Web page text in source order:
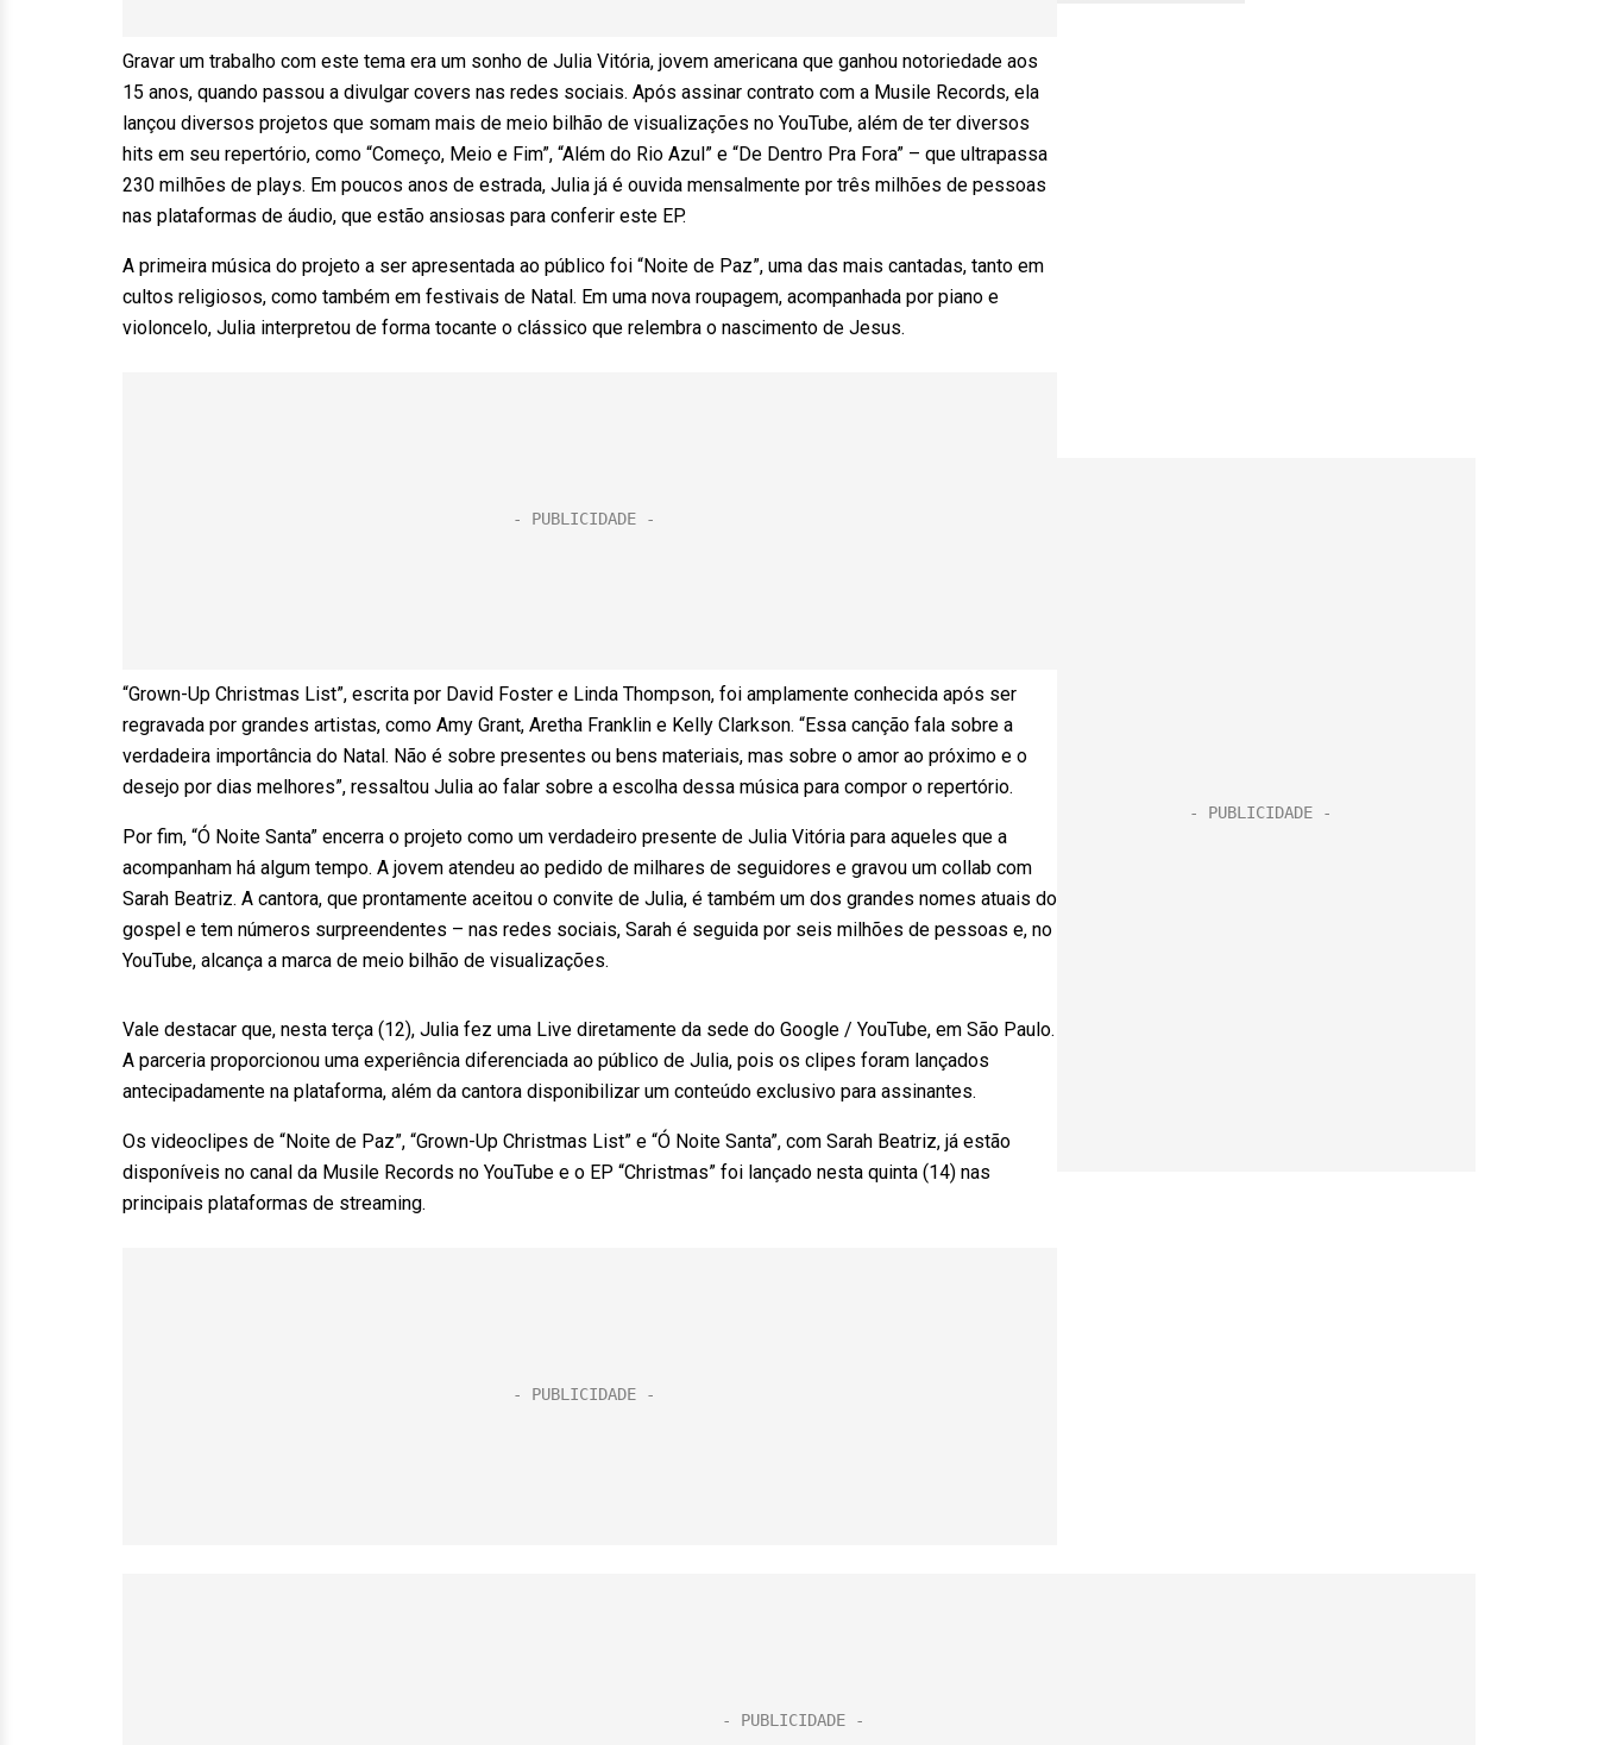
Gravar um trabalho com este tema era um sonho de Julia Vitória, jovem americana que ganhou notoriedade aos
15 anos, quando passou a divulgar covers nas redes sociais. Após assinar contrato com a Musile Records, ela
lançou diversos projetos que somam mais de meio bilhão de visualizações no YouTube, além de ter diversos
hits em seu repertório, como “Começo, Meio e Fim”, “Além do Rio Azul” e “De Dentro Pra Fora” – que ultrapassa
230 milhões de plays. Em poucos anos de estrada, Julia já é ouvida mensalmente por três milhões de pessoas
nas plataformas de áudio, que estão ansiosas para conferir este EP.
A primeira música do projeto a ser apresentada ao público foi “Noite de Paz”, uma das mais cantadas, tanto em
cultos religiosos, como também em festivais de Natal. Em uma nova roupagem, acompanhada por piano e
violoncelo, Julia interpretou de forma tocante o clássico que relembra o nascimento de Jesus.
“Grown-Up Christmas List”, escrita por David Foster e Linda Thompson, foi amplamente conhecida após ser
regravada por grandes artistas, como Amy Grant, Aretha Franklin e Kelly Clarkson. “Essa canção fala sobre a
verdadeira importância do Natal. Não é sobre presentes ou bens materiais, mas sobre o amor ao próximo e o
desejo por dias melhores”, ressaltou Julia ao falar sobre a escolha dessa música para compor o repertório.
Por fim, “Ó Noite Santa” encerra o projeto como um verdadeiro presente de Julia Vitória para aqueles que a
acompanham há algum tempo. A jovem atendeu ao pedido de milhares de seguidores e gravou um collab com
Sarah Beatriz. A cantora, que prontamente aceitou o convite de Julia, é também um dos grandes nomes atuais do
gospel e tem números surpreendentes – nas redes sociais, Sarah é seguida por seis milhões de pessoas e, no
YouTube, alcança a marca de meio bilhão de visualizações.
Vale destacar que, nesta terça (12), Julia fez uma Live diretamente da sede do Google / YouTube, em São Paulo.
A parceria proporcionou uma experiência diferenciada ao público de Julia, pois os clipes foram lançados
antecipadamente na plataforma, além da cantora disponibilizar um conteúdo exclusivo para assinantes.
Os videoclipes de “Noite de Paz”, “Grown-Up Christmas List” e “Ó Noite Santa”, com Sarah Beatriz, já estão
disponíveis no canal da Musile Records no YouTube e o EP “Christmas” foi lançado nesta quinta (14) nas
principais plataformas de streaming.